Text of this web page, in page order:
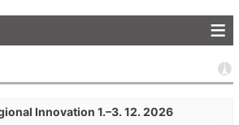
Innovation 1.–3. 12. 2026